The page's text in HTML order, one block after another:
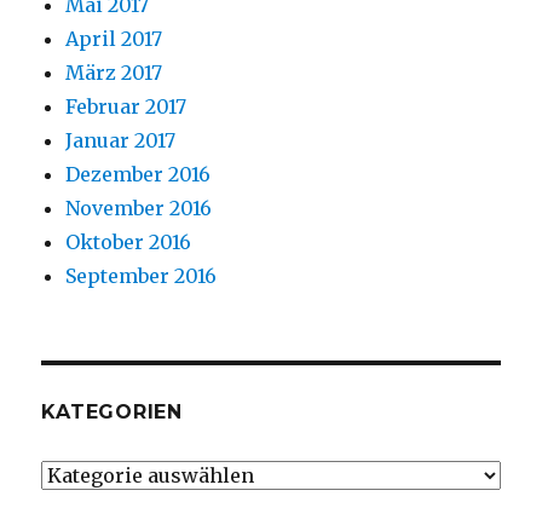
Mai 2017
April 2017
März 2017
Februar 2017
Januar 2017
Dezember 2016
November 2016
Oktober 2016
September 2016
KATEGORIEN
Kategorien